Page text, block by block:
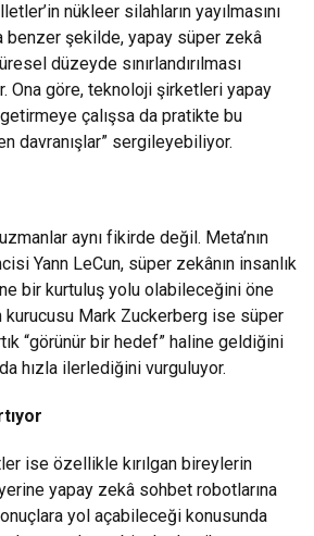
nükleer silahların yayılmasını
benzer şekilde, yapay süper zekâ
düzeyde sınırlandırılması
Ona göre, teknoloji şirketleri yapay
çalışsa da pratikte bu
davranışlar” sergileyebiliyor.
aynı fikirde değil. Meta’nın
Yann LeCun, süper zekânın insanlık
bir kurtuluş yolu olabileceğini öne
kurucusu Mark Zuckerberg ise süper
“görünür bir hedef” haline geldiğini
hızla ilerlediğini vurguluyor.
ise özellikle kırılgan bireylerin
yapay zekâ sohbet robotlarına
yol açabileceği konusunda